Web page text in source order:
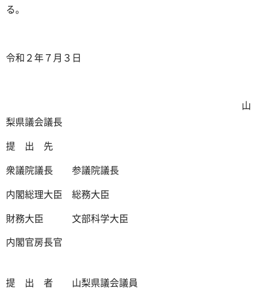
る。
令和２年７月３日
山
梨県議会議長
提 出 先
衆議院議長 参議院議長
内閣総理大臣 総務大臣
財務大臣 文部科学大臣
内閣官房長官
提 出 者 山梨県議会議員